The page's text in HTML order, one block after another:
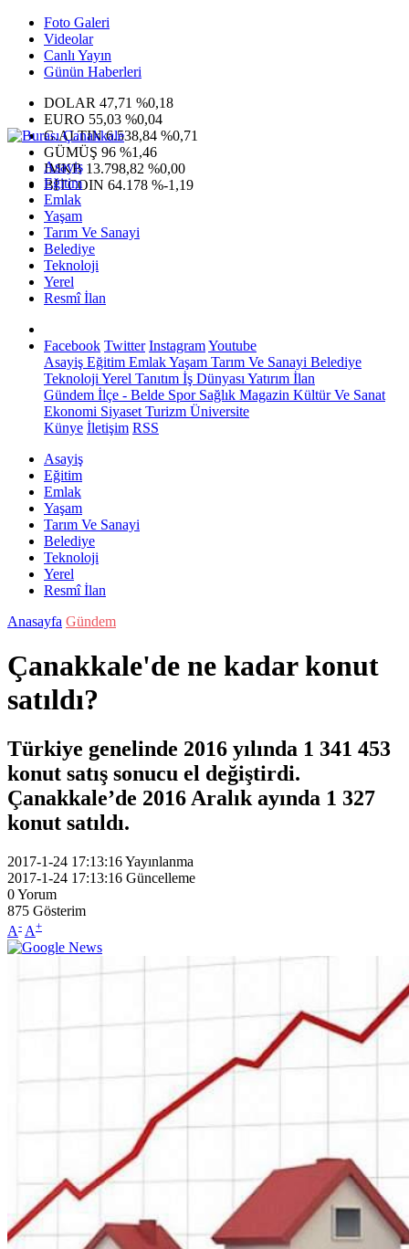
Foto Galeri
Videolar
Canlı Yayın
Günün Haberleri
DOLAR 47,71 %0,18
EURO 55,03 %0,04
G.ALTIN6.538,84 %0,71
GÜMÜŞ 96 %1,46
IMKB 13.798,82 %0,00
BITCOIN 64.178 %-1,19
Asayiş
Eğitim
Emlak
Yaşam
Tarım Ve Sanayi
Belediye
Teknoloji
Yerel
Resmî İlan
Facebook Twitter InstagramYoutube
Asayiş Eğitim EmlakYaşam Tarım Ve Sanayi Belediye
Teknoloji Yerel Tanıtım İş Dünyası Yatırım İlan
Gündem İlçe - Belde SporSağlık Magazin Kültür Ve Sanat
Ekonomi Siyaset Turizm Üniversite
Künye İletişim RSS
Asayiş
Eğitim
Emlak
Yaşam
Tarım Ve Sanayi
Belediye
Teknoloji
Yerel
Resmî İlan
Anasayfa Gündem
Çanakkale'de ne kadar konut
satıldı?
Türkiye genelinde 2016 yılında 1 341 453
konut satış sonucu el değiştirdi.
Çanakkale’de 2016 Aralık ayında 1 327
konut satıldı.
2017-1-24 17:13:16Yayınlanma
2017-1-24 17:13:16 Güncelleme
0Yorum
875 Gösterim
A- A+